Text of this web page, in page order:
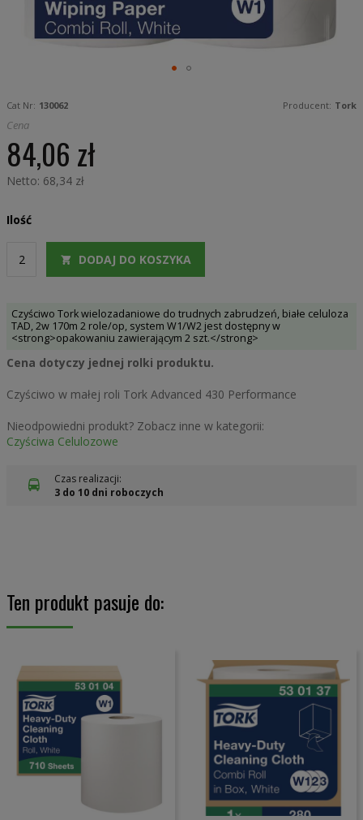
to
the
beginning
the
images
gallery
Cat Nr: 130062 Producent: Tork
Cena
84,06 zł
68,34 zł
Ilość
DODAJ DO KOSZYKA
Czyściwo Tork wielozadaniowe do trudnych zabrudzeń, białe celuloza
TAD, 2w 170m 2 role/op, system W1/W2 jest dostępny w
<strong>opakowaniu zawierającym 2 szt.</strong>
Cena dotyczy jednej rolki produktu.
Czyściwo w małej roli Tork Advanced 430 Performance
Nieodpowiedni produkt? Zobacz inne w kategorii:
Czyściwa Celulozowe
Czas realizacji:
3 do 10 dni roboczych
Ten produkt pasuje do: